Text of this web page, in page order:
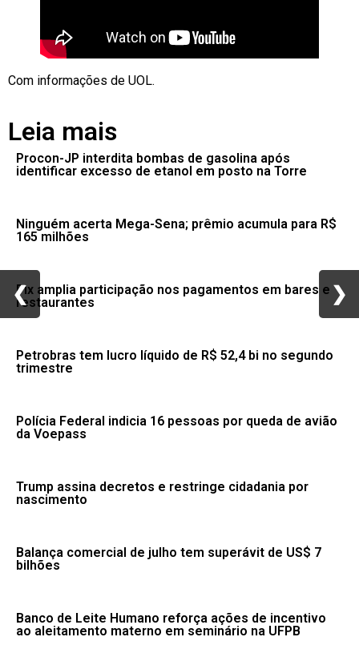
Com informações de UOL.
Leia mais
Procon-JP interdita bombas de gasolina após
identificar excesso de etanol em posto na Torre
Ninguém acerta Mega-Sena; prêmio acumula para R$
165 milhões
Pix amplia participação nos pagamentos em bares e
restaurantes
Petrobras tem lucro líquido de R$ 52,4 bi no segundo
trimestre
Polícia Federal indicia 16 pessoas por queda de avião
da Voepass
Trump assina decretos e restringe cidadania por
nascimento
Balança comercial de julho tem superávit de US$ 7
bilhões
Banco de Leite Humano reforça ações de incentivo
ao aleitamento materno em seminário na UFPB
❮ ❯
❮ ❯